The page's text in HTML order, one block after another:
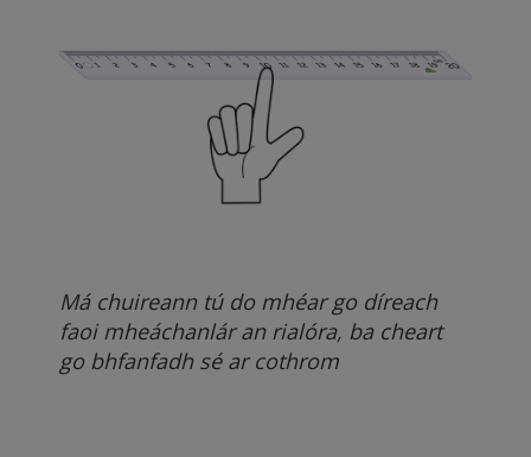
Má chuireann tú do mhéar go díreach
faoi mheáchanlár an rialóra, ba cheart
go bhfanfadh sé ar cothrom